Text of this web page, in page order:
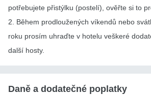
potřebujete přistýlku (postelí), ověřte si to
2. Během prodloužených víkendů nebo
roku prosím uhraďte v hotelu veškeré
další hosty.
Daně a dodatečné poplatky